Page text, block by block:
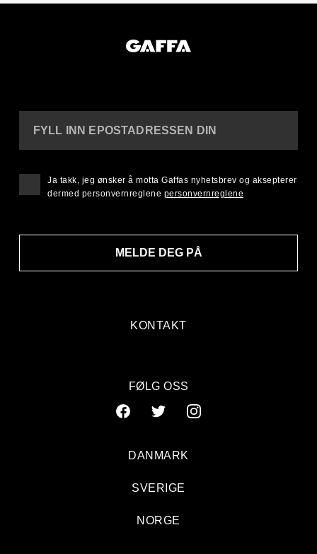
KONTAKT
FYLL INN EPOSTADRESSEN DIN
MELDE DEG PÅ
Ja takk, jeg ønsker å motta Gaffas nyhetsbrev og aksepterer
dermed personvernreglene personvernreglene
FØLG OSS
DANMARK
SVERIGE
NORGE